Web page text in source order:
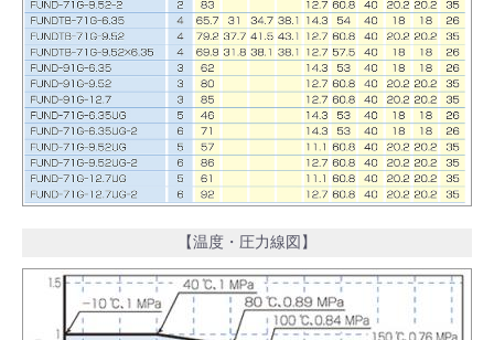
【温度・圧力線図】